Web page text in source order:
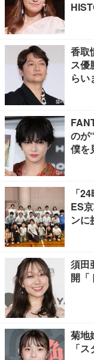
香取
ス優
らい
のが
僕を
「
ES
ンに
須田
開「
菊地
「